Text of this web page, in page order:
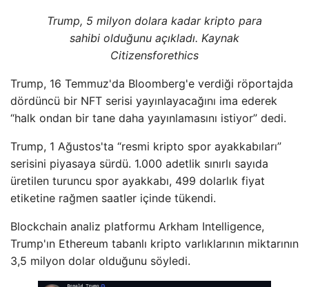
Trump, 5 milyon dolara kadar kripto para
sahibi olduğunu açıkladı. Kaynak
Citizensforethics
Trump, 16 Temmuz'da Bloomberg'e verdiği röportajda
dördüncü bir NFT serisi yayınlayacağını ima ederek
“halk ondan bir tane daha yayınlamasını istiyor” dedi.
Trump, 1 Ağustos'ta “resmi kripto spor ayakkabıları”
serisini piyasaya sürdü. 1.000 adetlik sınırlı sayıda
üretilen turuncu spor ayakkabı, 499 dolarlık fiyat
etiketine rağmen saatler içinde tükendi.
Blockchain analiz platformu Arkham Intelligence,
Trump'ın Ethereum tabanlı kripto varlıklarının miktarının
3,5 milyon dolar olduğunu söyledi.